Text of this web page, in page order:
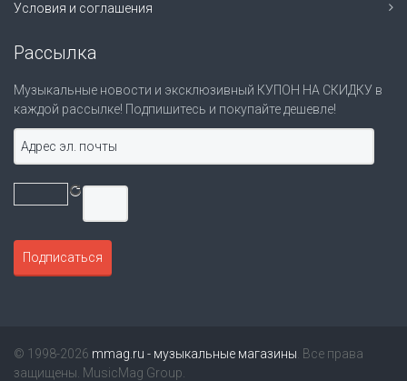
Условия и соглашения
Рассылка
Музыкальные новости и эксклюзивный КУПОН НА СКИДКУ в
каждой рассылке! Подпишитесь и покупайте дешевле!
© 1998-2026 mmag.ru - музыкальные магазины . Все права
защищены. MusicMag Group.